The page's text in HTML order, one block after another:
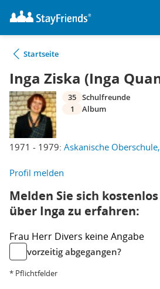
Startseite
Inga Ziska (Inga
1971 - 1979: Askanische
35 Schulfreunde
1
Album
Profil melden
Melden Sie sich
über Inga zu erfahren:
Frau Herr Divers keine Angabe
vorzeitig abgegangen?
* Pflichtfelder